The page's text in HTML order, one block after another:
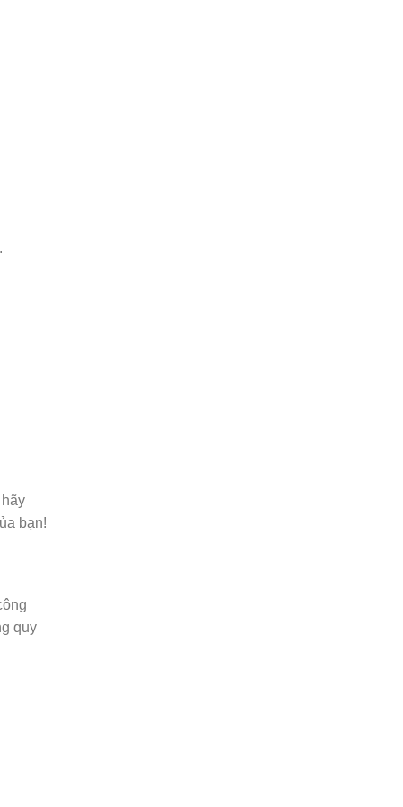
bạn!
quy